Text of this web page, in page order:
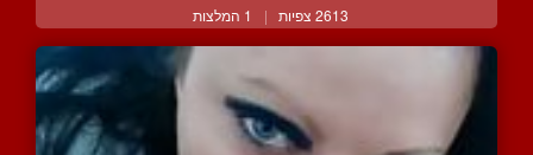
2613 צפיות | 1 המלצות